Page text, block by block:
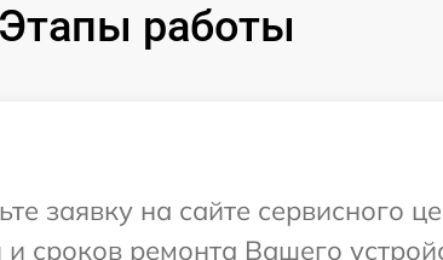
Этапы работы
заявку на сайте сервисного
сроков ремонта Вашего